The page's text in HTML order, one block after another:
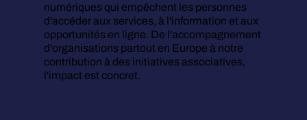
numériques qui empêchent les personnes
d'accéder aux services, à l'information et aux
opportunités en ligne. De l'accompagnement
d'organisations partout en Europe à notre
contribution à des initiatives associatives,
l'impact est concret.